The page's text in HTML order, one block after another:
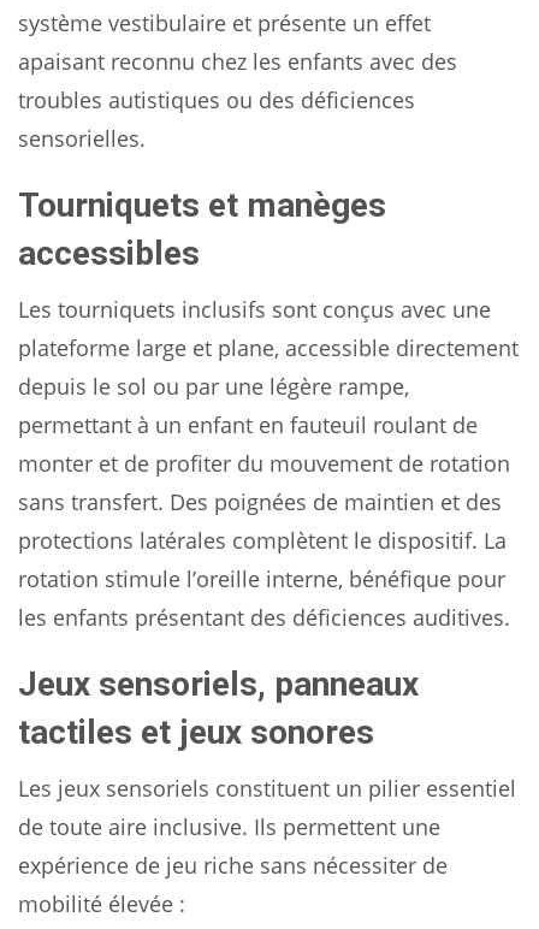
système vestibulaire et présente un effet
apaisant reconnu chez les enfants avec des
troubles autistiques ou des déficiences
sensorielles.
Tourniquets et manèges
accessibles
Les tourniquets inclusifs sont conçus avec une
plateforme large et plane, accessible directement
depuis le sol ou par une légère rampe,
permettant à un enfant en fauteuil roulant de
monter et de profiter du mouvement de rotation
sans transfert. Des poignées de maintien et des
protections latérales complètent le dispositif. La
rotation stimule l’oreille interne, bénéfique pour
les enfants présentant des déficiences auditives.
Jeux sensoriels, panneaux
tactiles et jeux sonores
Les jeux sensoriels constituent un pilier essentiel
de toute aire inclusive. Ils permettent une
expérience de jeu riche sans nécessiter de
mobilité élevée :